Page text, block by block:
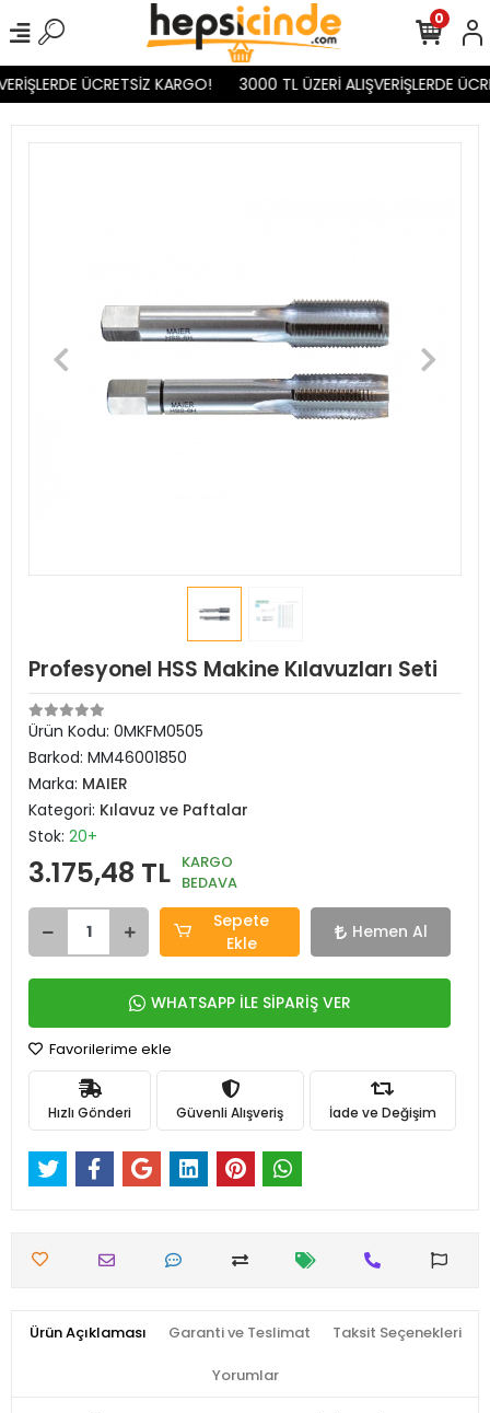
ÜCRETSİZ KARGO! 3000 TL ÜZERİ ALIŞVERİŞLERDE
0
Profesyonel HSS Makine Kılavuzları Seti
Ürün Kodu: 0MKFM0505
Barkod: MM46001850
Marka: MAIER
Kategori: Kılavuz ve Paftalar
Stok: 20+
3.175,48 TL KARGO
BEDAVA
Sepete
Ekle
Hemen Al
WHATSAPP İLE SİPARİŞ VER
Favorilerime ekle
Hızlı Gönderi Güvenli Alışveriş İade ve Değişim
Ürün Açıklaması Garanti ve Teslimat Taksit Seçenekleri
Yorumlar